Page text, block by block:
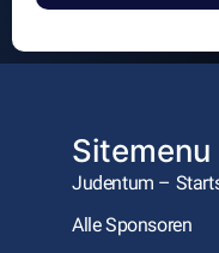
Alternative:
Sitemenu
Judentum –
Alle Sponsoren